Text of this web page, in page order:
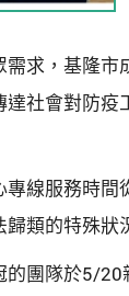
需求，基隆
達社會對防
專線服務時
類的特殊狀
的團隊於5/